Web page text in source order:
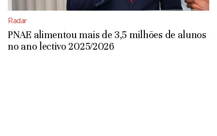
Radar
PNAE alimentou mais de 3,5 milhões de alunos
no ano lectivo 2025/2026